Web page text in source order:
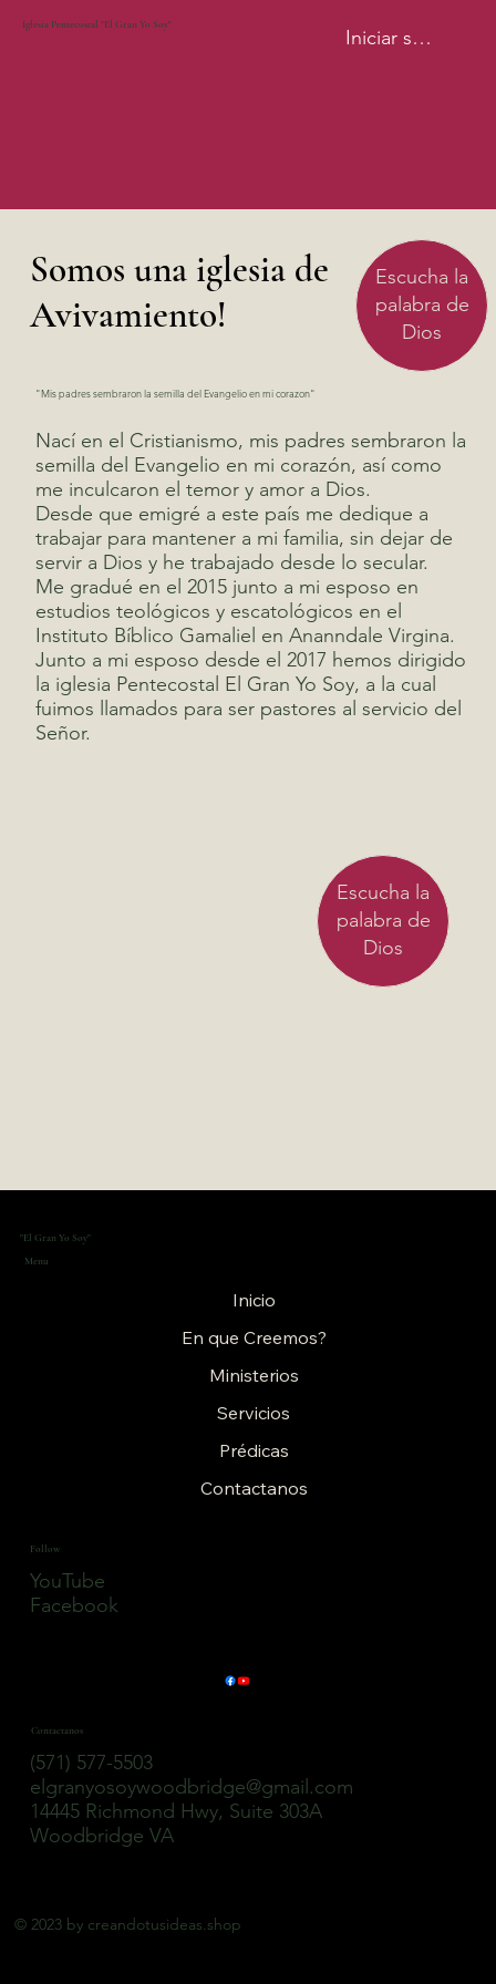
Iglesia Pentecostal "El Gran Yo Soy"
Iniciar sesión
Somos una iglesia de
Avivamiento!
Escucha la
palabra de
Dios
"Mis padres sembraron la semilla del Evangelio en mi corazon"
Nací en el Cristianismo, mis padres sembraron la
semilla del Evangelio en mi corazón, así como
me inculcaron el temor y amor a Dios.
Desde que emigré a este país me dedique a
trabajar para mantener a mi familia, sin dejar de
servir a Dios y he trabajado desde lo secular.
Me gradué en el 2015 junto a mi esposo en
estudios teológicos y escatológicos en el
Instituto Bíblico Gamaliel en Ananndale Virgina.
Junto a mi esposo desde el 2017 hemos dirigido
la iglesia Pentecostal El Gran Yo Soy, a la cual
fuimos llamados para ser pastores al servicio del
Señor.
Escucha la
palabra de
Dios
"El Gran Yo Soy"
Menu
Inicio
En que Creemos?
Ministerios
Servicios
Prédicas
Contactanos
YouTube
Facebook
Follow
(571) 577-5503
elgranyosoywoodbridge@gmail.com
14445 Richmond Hwy, Suite 303A
Woodbridge VA
Contactanos
© 2023 by creandotusideas.shop